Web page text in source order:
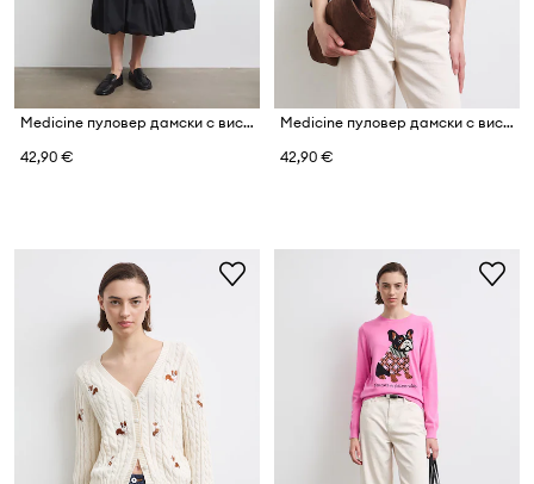
Medicine пуловер дамски с вискоза
42,90 €
Medicine пуловер дамски с вискоза
42,90 €